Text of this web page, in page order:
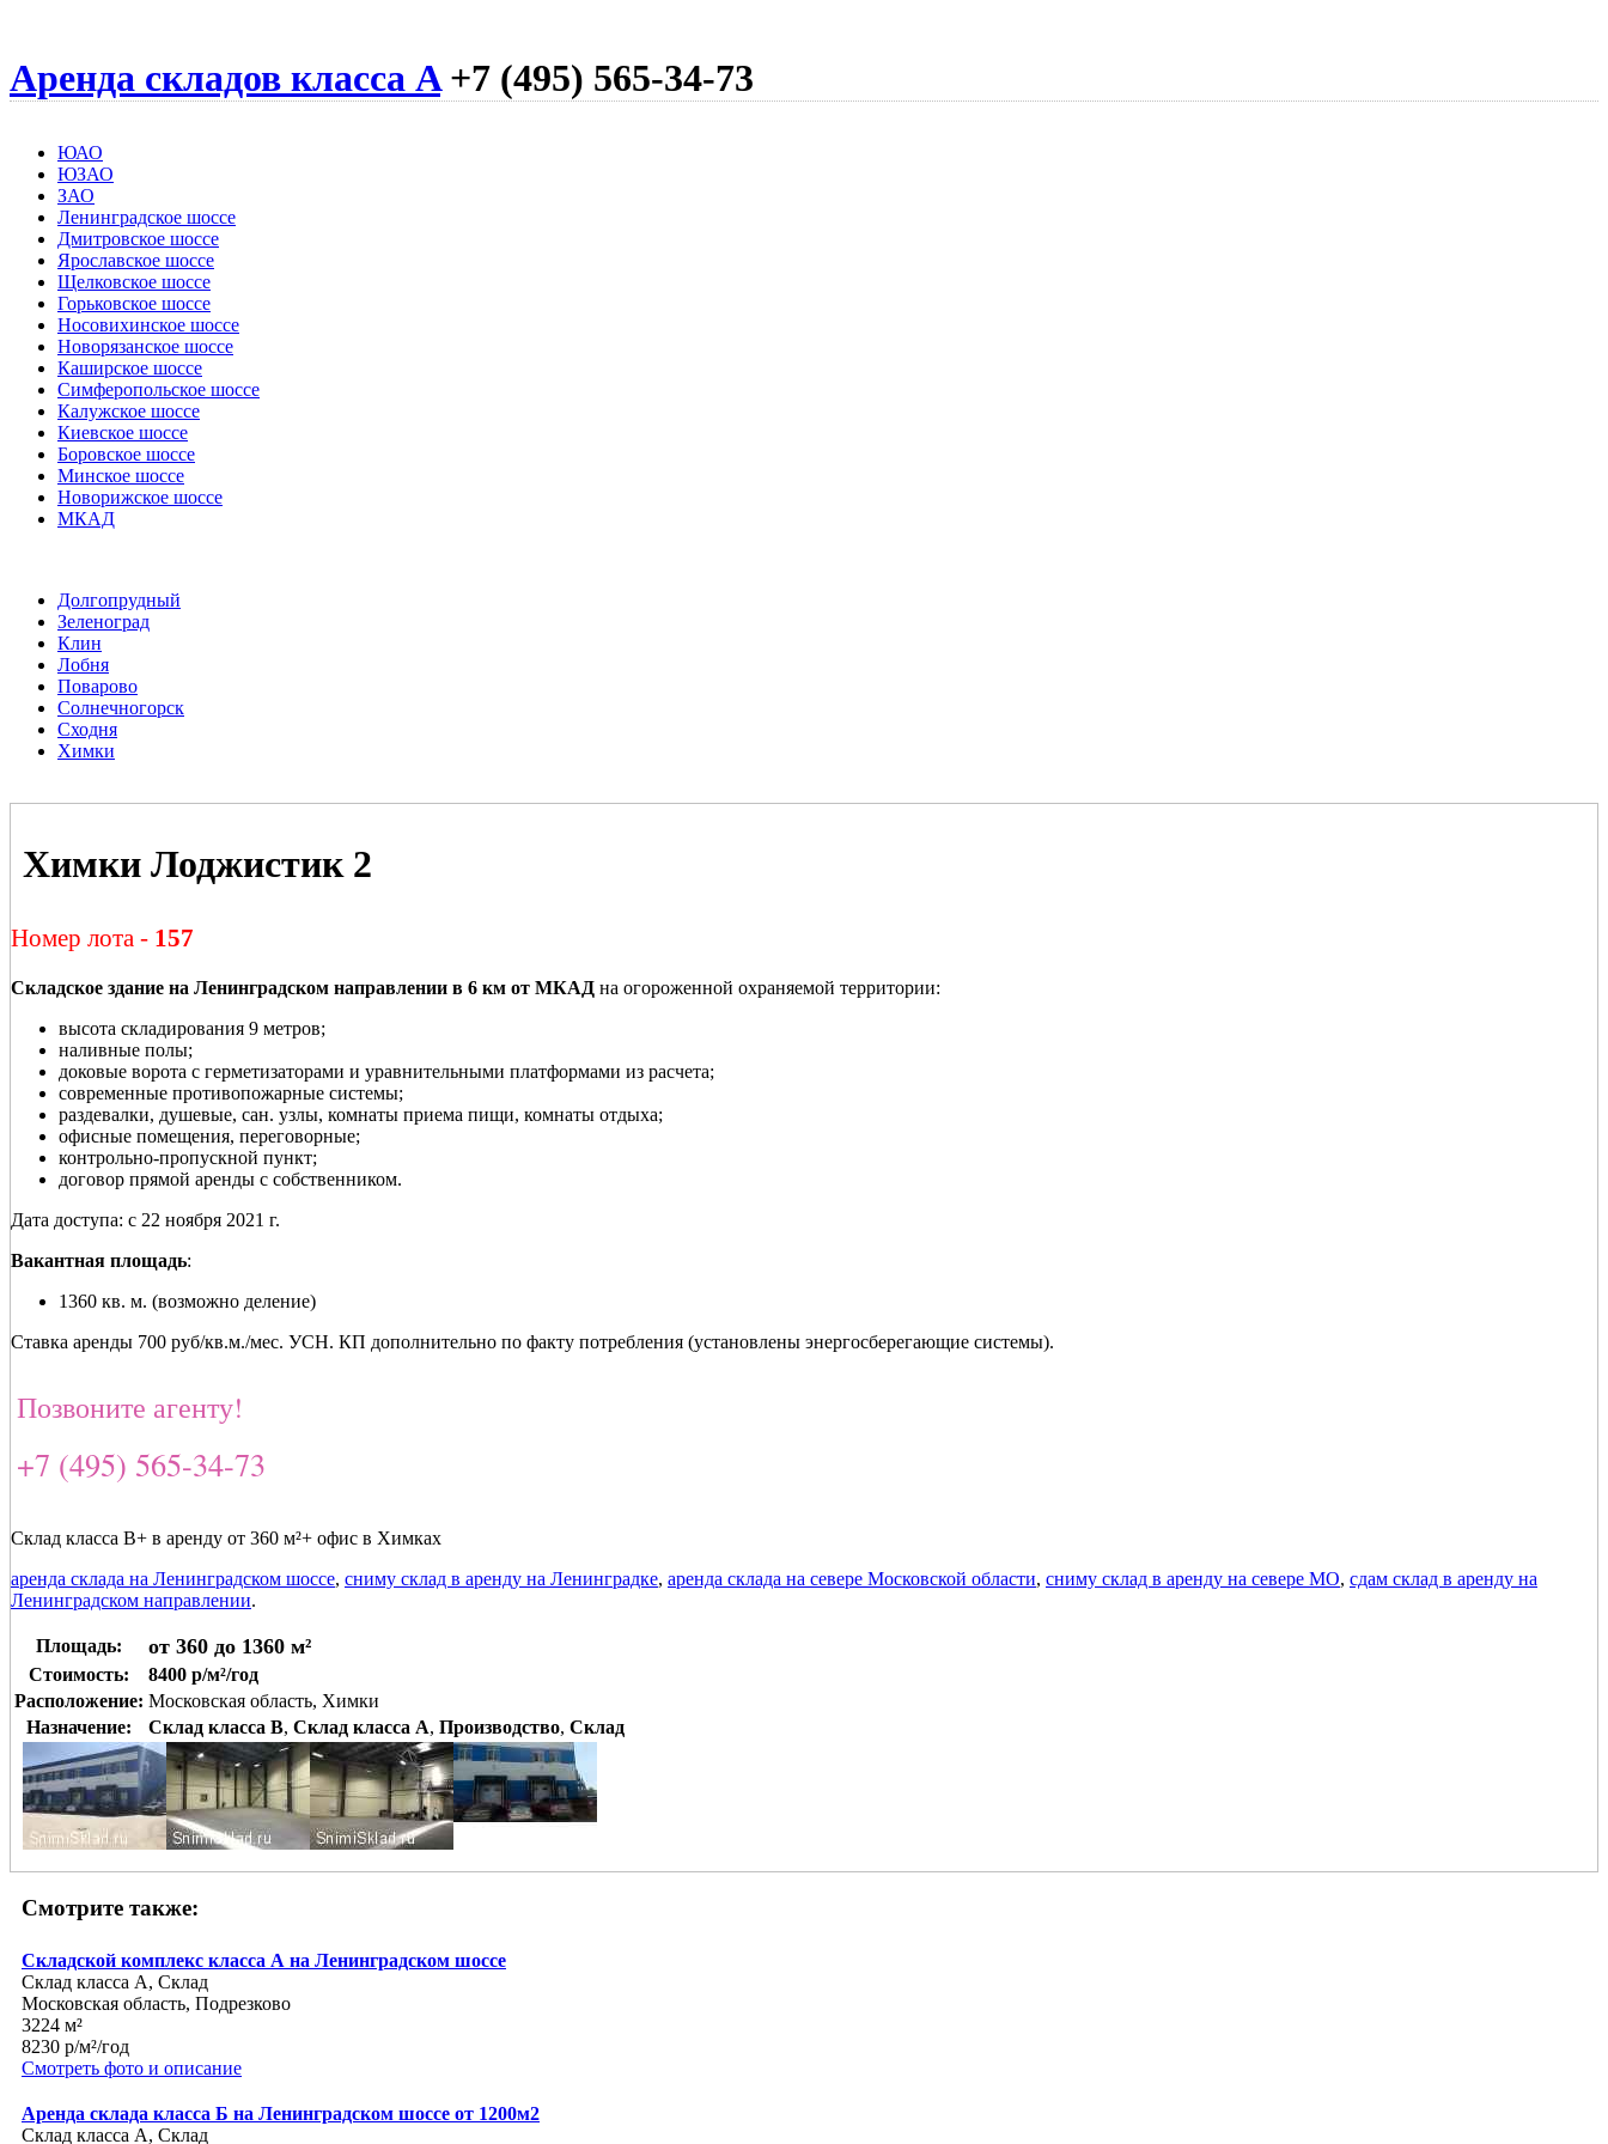
Аренда складов класса A +7 (495) 565-34-73
ЮАО
ЮЗАО
ЗАО
Ленинградское шоссе
Дмитровское шоссе
Ярославское шоссе
Щелковское шоссе
Горьковское шоссе
Носовихинское шоссе
Новорязанское шоссе
Каширское шоссе
Симферопольское шоссе
Калужское шоссе
Киевское шоссе
Боровское шоссе
Минское шоссе
Новорижское шоссе
МКАД
Долгопрудный
Зеленоград
Клин
Лобня
Поварово
Солнечногорск
Сходня
Химки
Химки Лоджистик 2
Номер лота - 157
Складское здание на Ленинградском направлении в 6 км от МКАД на огороженной охраняемой территории:
высота складирования 9 метров;
наливные полы;
доковые ворота с герметизаторами и уравнительными платформами из расчета;
современные противопожарные системы;
раздевалки, душевые, сан. узлы, комнаты приема пищи, комнаты отдыха;
офисные помещения, переговорные;
контрольно-пропускной пункт;
договор прямой аренды с собственником.
Дата доступа: с 22 ноября 2021 г.
Вакантная площадь:
1360 кв. м. (возможно деление)
Ставка аренды 700 руб/кв.м./мес. УСН. КП дополнительно по факту потребления (установлены энергосберегающие системы).
Позвоните агенту!
+7 (495) 565-34-73
Склад класса В+ в аренду от 360 м²+ офис в Химках
аренда склада на Ленинградском шоссе, сниму склад в аренду на Ленинградке, аренда склада на севере Московской области, сниму склад в аренду на севере МО, сдам склад в аренду на
Ленинградском направлении.
Площадь: от 360 до 1360 м²
Стоимость:
8400 р/м²/год
Расположение: Московская область, Химки
Назначение:
Склад класса B, Склад класса A, Производство, Склад
Смотрите также:
Складской комплекс класса А на Ленинградском шоссе
Склад класса A, Склад
Московская область, Подрезково
3224 м²
8230 р/м²/год
Смотреть фото и описание
Аренда склада класса Б на Ленинградском шоссе от 1200м2
Склад класса A, Склад